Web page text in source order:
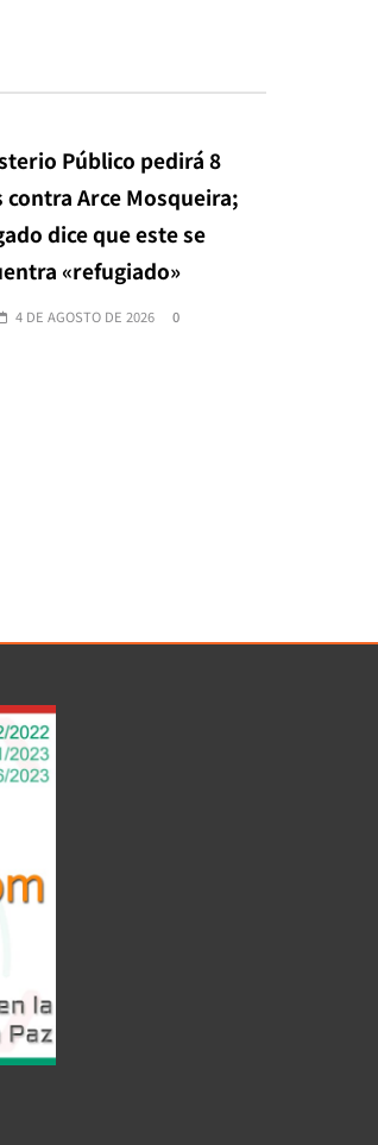
Público pedirá 8
contra Arce Mosqueira;
dice que este se
«refugiado»
4 DE AGOSTO DE 2026 0